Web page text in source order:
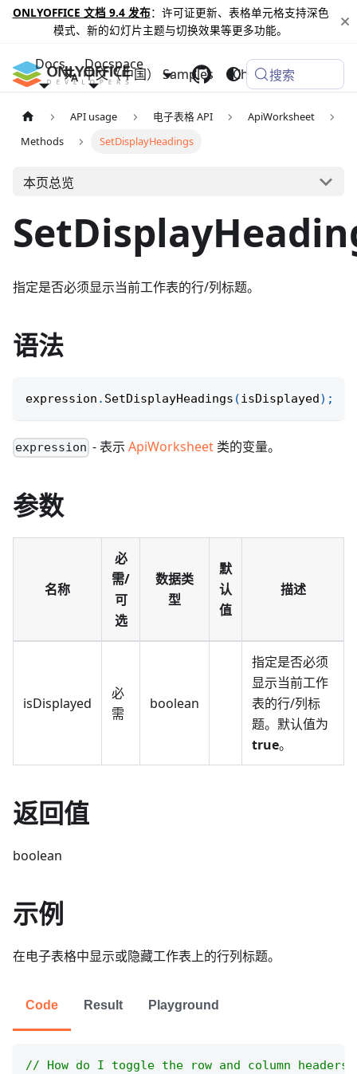
ONLYOFFICE 文档 9.4 发布：许可证更新、表格单元格支持深色
模式、新的幻灯片主题与切换效果等更多功能。
Docs Docspace
Samples Changelog
中文（中国） 搜索
API usage 电子表格 API
ApiWorksheet
Methods
SetDisplayHeadings
本页总览
指定是否必须显示当前工作表的行/列标题。
语法
expression . SetDisplayHeadings (isDisplayed) ;
expression - 表示ApiWorksheet 类的变量。
参数
名称
必
需/
可
选
数据类
型
默
认
值
描述
isDisplayed
必
需
boolean
指定是否必须
显示当前工作
表的行/列标
题。默认值为
true。
返回值
boolean
示例
在电子表格中显示或隐藏工作表上的行列标题。
Code Result Playground
// How do I toggle the row and column